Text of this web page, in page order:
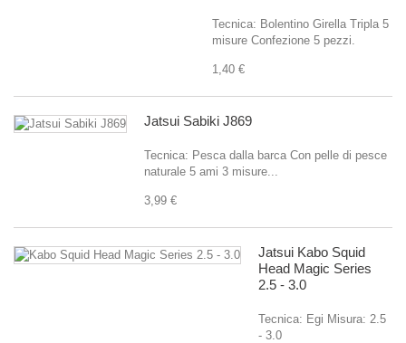
Tecnica: Bolentino Girella Tripla 5
misure Confezione 5 pezzi.
1,40 €
Jatsui Sabiki J869
Tecnica: Pesca dalla barca Con pelle di pesce
naturale 5 ami 3 misure...
3,99 €
Jatsui Kabo Squid
Head Magic Series
2.5 - 3.0
Tecnica: Egi Misura: 2.5
- 3.0